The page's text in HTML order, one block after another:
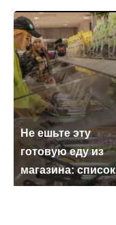
Не ешьте эту
готовую еду из
магазина: список